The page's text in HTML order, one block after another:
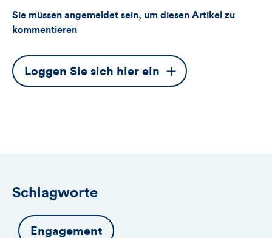
Sie müssen angemeldet sein, um diesen Artikel zu
kommentieren
Dieser
Button
Loggen Sie sich hier ein
Schlagworte
Engagement